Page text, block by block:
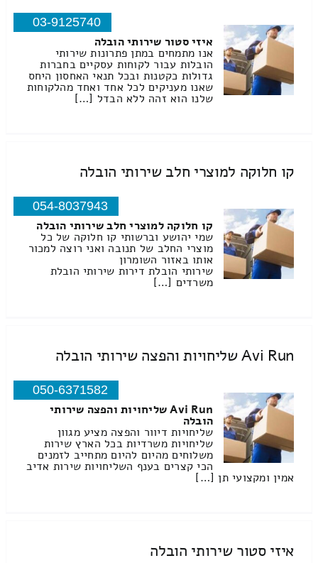
03-9125740
איזי סטור שירותי הובלה
אנו מתמחים במתן פתרונות שירותי
הובלות עבור לקוחות עסקיים בחברות
גדולות כקטנות ובכל תנאי האחסון היחס
שאנו מעניקים לכל אחד ואחד מהלקוחות
שלנו הוא זהה ללא הבדל […]
קו חלוקה למוצרי חלב שירותי הובלה
054-8037943
קו חלוקה למוצרי חלב שירותי הובלה
שמי יהושע וברשותי קו חלוקה של כל
מוצרי החלב של תנובה ואני רוצה למכור
אותו באזור השומרון
שירותי הובלת דירות שירותי הובלת
משרדים […]
Avi Run שליחויות והפצה שירותי הובלה
050-6371582
Avi Run שליחויות והפצה שירותי
הובלה
שליחויות דיוור והפצה מציע מגוון
שליחויות משרדיות בכל הארץ שירות
משלוחים מהיום להיום מתחייב לזמנים
הכי קצרים בענף השליחויות שירות אדיב
אמין ומקצועי תן […]
איזי סטור שירותי הובלה